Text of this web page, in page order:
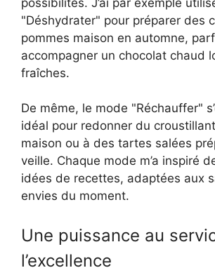
"Déshydrater" pour préparer des
pommes maison en automne,
accompagner un chocolat chaud
fraîches.
De même, le mode "Réchauffer"
idéal pour redonner du
maison ou à des tartes salées
veille. Chaque mode m’a inspiré
idées de recettes, adaptées aux
envies du moment.
Une puissance au
l’excellence